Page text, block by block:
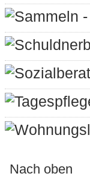
Sammeln
Nach oben